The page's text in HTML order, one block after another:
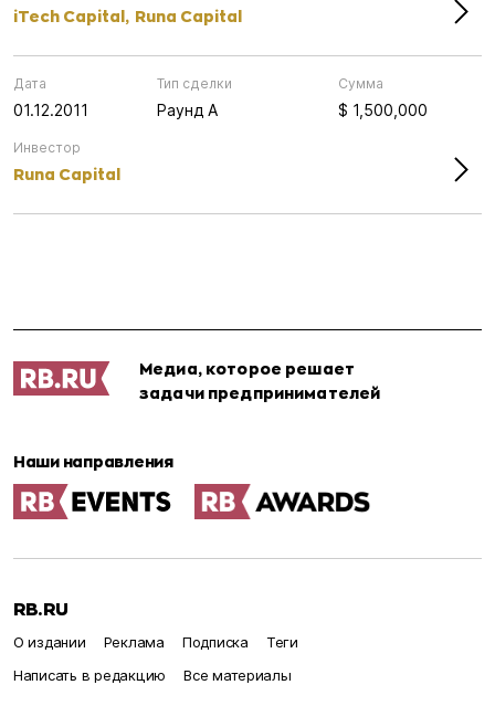
iTech Capital, Runa Capital
Дата
01.12.2011
Тип сделки
Раунд А
Сумма
$ 1,500,000
Инвестор
Runa Capital
Медиа, которое решает
задачи предпринимателей
Наши направления
RB.RU
О издании Реклама Подписка
Теги
Написать в редакцию
Все материалы